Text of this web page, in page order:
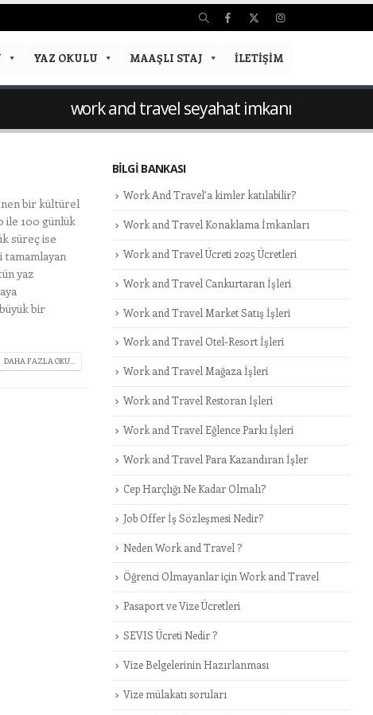
YAZ OKULU MAAŞLI STAJ İLETIŞIM
work and travel seyahat imkanı
bir kültürel
ile 100 günlük
süreç ise
tamamlayan
yaz
bir
DAHA FAZLA OKU...
BILGI BANKASI
Work And Travel’a kimler katılabilir?
Work and Travel Konaklama İmkanları
Work and Travel Ücreti 2025 Ücretleri
Work and Travel Cankurtaran İşleri
Work and Travel Market Satış İşleri
Work and Travel Otel-Resort İşleri
Work and Travel Mağaza İşleri
Work and Travel Restoran İşleri
Work and Travel Eğlence Parkı İşleri
Work and Travel Para Kazandıran İşler
Cep Harçlığı Ne Kadar Olmalı?
Job Offer İş Sözleşmesi Nedir?
Neden Work and Travel ?
Öğrenci Olmayanlar için Work and Travel
Pasaport ve Vize Ücretleri
SEVIS Ücreti Nedir ?
Vize Belgelerinin Hazırlanması
Vize mülakatı soruları